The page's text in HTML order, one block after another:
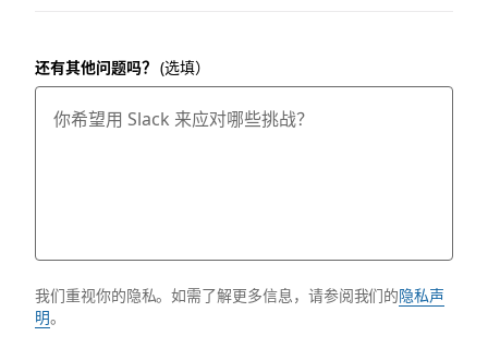
还有其他问题吗？ (选填）
我们重视你的隐私。如需了解更多信息，请参阅我们的隐私声
明。